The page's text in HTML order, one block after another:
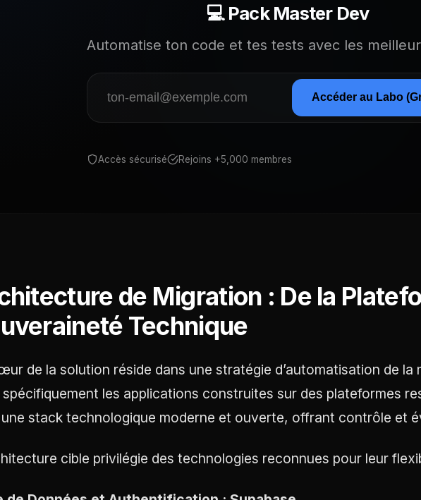
💻 Pack Master Dev
Automatise ton code et tes tests avec les
Accéder au Labo
Accès sécurisé Rejoins +5,000 membres
de Migration : De la
Technique
de la solution réside dans une stratégie d’automatisation de la
spécifiquement les applications construites sur des plateformes
stack technologique moderne et ouverte, offrant contrôle et
cible privilégie des technologies reconnues pour leur